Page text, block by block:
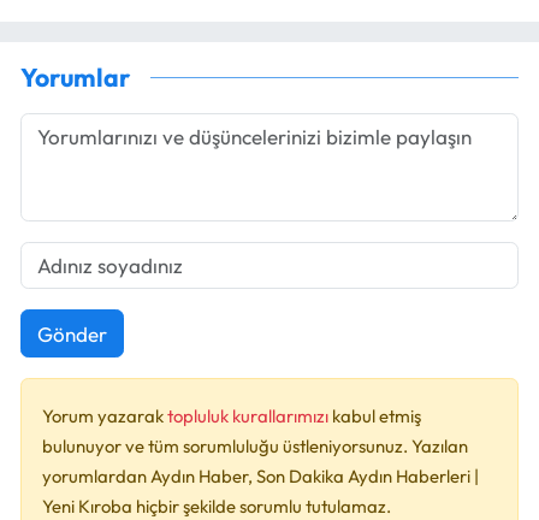
Yorumlar
Gönder
Yorum yazaraktopluluk kurallarımızı kabul etmiş
bulunuyor ve tüm sorumluluğu üstleniyorsunuz. Yazılan
yorumlardan Aydın Haber, Son Dakika Aydın Haberleri |
Yeni Kıroba hiçbir şekilde sorumlu tutulamaz.